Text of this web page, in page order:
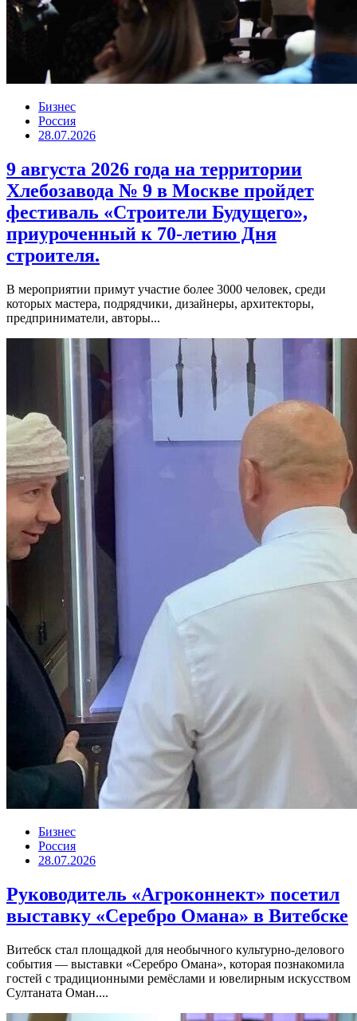
Бизнес
Россия
28.07.2026
9 августа 2026 года на территории
Хлебозавода № 9 в Москве пройдет
фестиваль «Строители Будущего»,
приуроченный к 70-летию Дня
строителя.
В мероприятии примут участие более 3000 человек, среди
которых мастера, подрядчики, дизайнеры, архитекторы,
предприниматели, авторы...
Бизнес
Россия
28.07.2026
Руководитель «Агроконнект» посетил
выставку «Серебро Омана» в Витебске
Витебск стал площадкой для необычного культурно-делового
события — выставки «Серебро Омана», которая познакомила
гостей с традиционными ремёслами и ювелирным искусством
Султаната Оман....